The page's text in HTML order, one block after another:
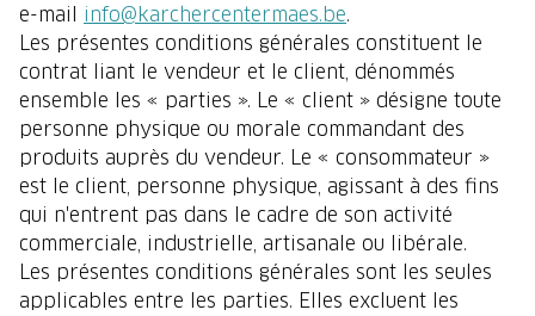
e-mail
info@karchercentermaes.be.
Les présentes conditions générales constituent le
contrat liant le vendeur et le client, dénommés
ensemble les « parties ». Le « client » désigne toute
personne physique ou morale commandant des
produits auprès du vendeur. Le « consommateur »
est le client, personne physique, agissant à des fins
qui n'entrent pas dans le cadre de son activité
commerciale, industrielle, artisanale ou libérale.
Les présentes conditions générales sont les seules
applicables entre les parties. Elles excluent les